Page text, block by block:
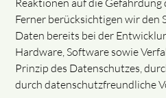
Reaktionen auf die
Ferner berücksichtigen wir den
Daten bereits bei der
Hardware, Software sowie
Prinzip des Datenschutzes,
durch datenschutzfreundliche